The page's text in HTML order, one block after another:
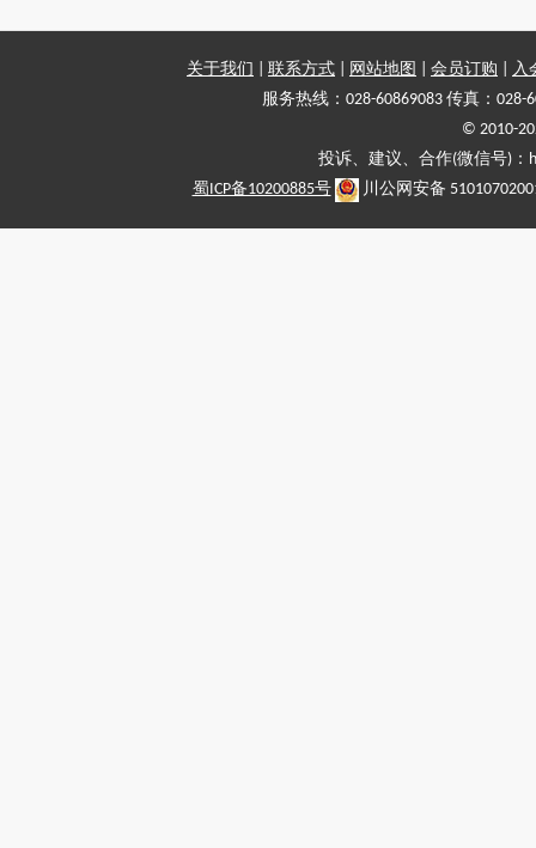
关于我们 联系方式 网站地图 会员订购
入
服务热线：028-60869083 传真：028-
© 2010-
投诉、建议、合作(微信号)
蜀ICP备10200885号
川公网安备